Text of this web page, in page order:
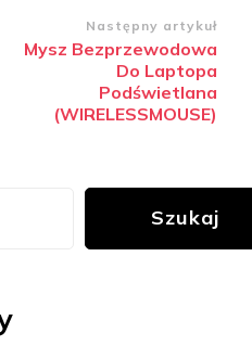
Następny artykuł
Mysz Bezprzewodowa
Do Laptopa
Podświetlana
(WIRELESSMOUSE)
Szukaj